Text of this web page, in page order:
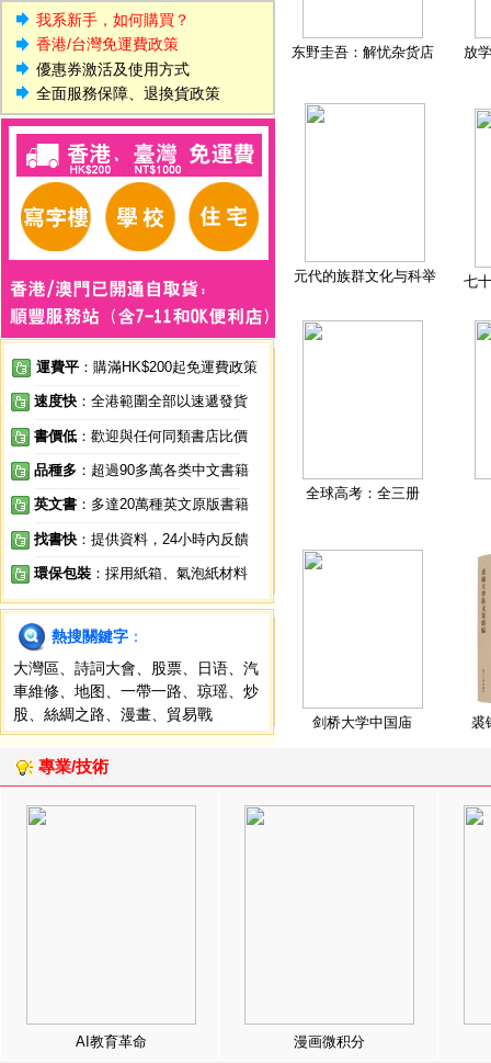
我系新手，如何購買？
香港/台灣免運費政策
優惠券激活及使用方式
全面服務保障、退換貨政策
運費平 ：購滿HK$200起免運費政策
速度快 ：全港範圍全部以速遞發貨
書價低 ：歡迎與任何同類書店比價
品種多 ：超過90多萬各类中文書籍
英文書 ：多達20萬種英文原版書籍
找書快 ：提供資料，24小時內反饋
環保包裝 ：採用紙箱、氣泡紙材料
熱搜關鍵字 ：
大灣區
詩詞大會 股票 日语
汽
車維修
地图 一帶一路 琼瑶
炒
股
絲綢之路 漫畫 貿易戰
东野圭吾：解忧杂货店 放
元代的族群文化与科举 七
全球高考：全三册
剑桥大学中国庙 裘
專業/技術
AI教育革命 漫画微积分